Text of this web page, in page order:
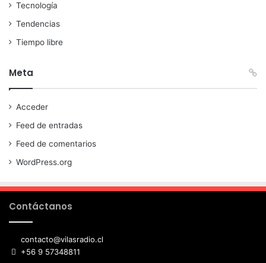
Tecnología
Tendencias
Tiempo libre
Meta
Acceder
Feed de entradas
Feed de comentarios
WordPress.org
Contáctanos
contacto@vilasradio.cl
+56 9 57348811